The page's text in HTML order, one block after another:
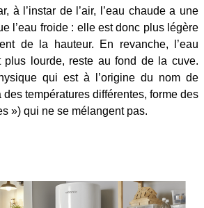
à l’instar de l’air, l’eau chaude a une
l’eau froide : elle est donc plus légère
de la hauteur. En revanche, l’eau
plus lourde, reste au fond de la cuve.
qui est à l’origine du nom de
des températures différentes, forme des
») qui ne se mélangent pas.